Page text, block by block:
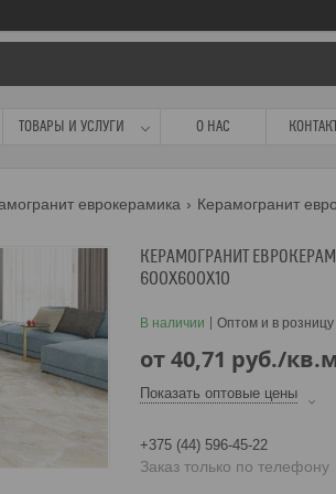
ТОВАРЫ И УСЛУГИ О НАС
еврокерамика
КЕРАМОГРАНИТ
600Х600X10
В наличии Оптом и в розницу
от40,71 руб./
Показать оптовые цены
+375 (44) 596-45-22
Заказ только по телефону